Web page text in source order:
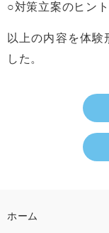
○対策立案のヒント
以上の内容を体験
した。
ホーム